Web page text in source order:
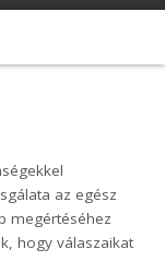
az egész
megértéséhez
hogy válaszaikat